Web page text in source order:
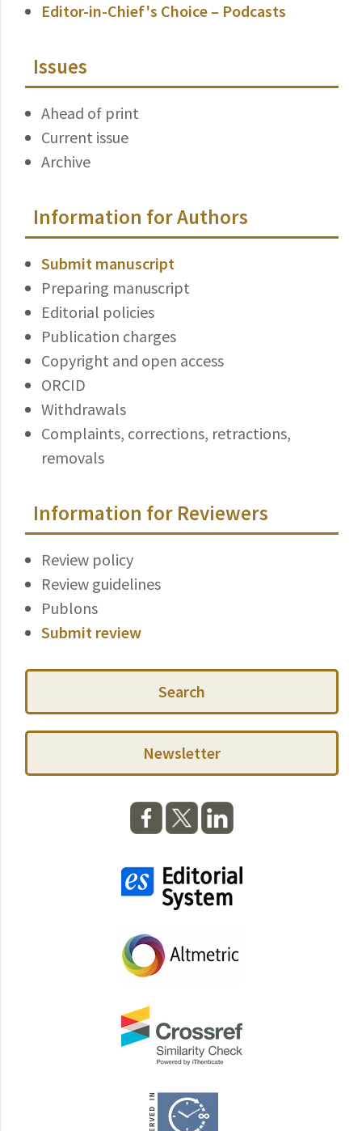
Editor-in-Chief's Choice – Podcasts
Issues
Ahead of print
Current issue
Archive
Information for Authors
Submit manuscript
Preparing manuscript
Editorial policies
Publication charges
Copyright and open access
ORCID
Withdrawals
Complaints, corrections, retractions,
removals
Information for Reviewers
Review policy
Review guidelines
Publons
Submit review
Search
Newsletter